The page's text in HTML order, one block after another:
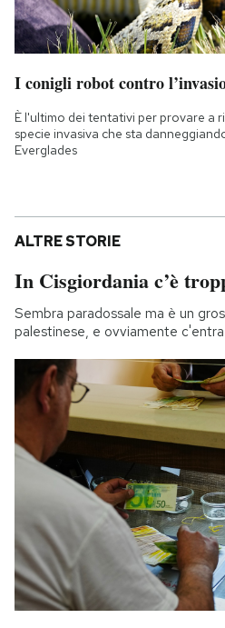
I conigli robot contro
È l'ultimo dei tentativi per provare a
specie invasiva che sta
Everglades
ALTRE STORIE
In Cisgiordania c’è
Sembra paradossale ma è un
palestinese, e ovviamente c'entra